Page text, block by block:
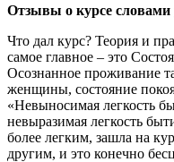
Отзывы о курсе словами
Что дал курс? Теория и
самое главное – это
Осознанное проживание
женщины, состояние
«Невыносимая легкость
невыразимая легкость
более легким, зашла на
другим, и это конечно